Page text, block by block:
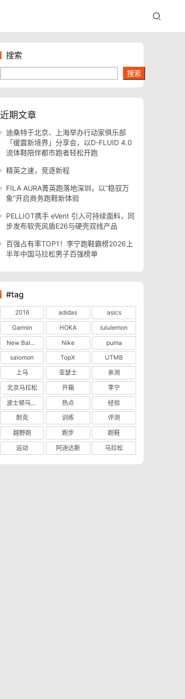
搜索
搜索
近期文章
迪桑特于北京、上海举办行动家俱乐部
「缓震新境界」分享会，以D-FLUID 4.0
流体鞋陪伴都市跑者轻松开跑
精英之速，竞逐新程
FILA AURA菁英跑落地深圳，以“稳驭万
象”开启商务跑鞋新体验
PELLIOT携手 eVent 引入可持续面料，同
步发布软壳风盾E26与硬壳双线产品
百强占有率TOP1！李宁跑鞋霸榜2026上
半年中国马拉松男子百强榜单
#tag
2016 adidas
asics
Garmin
HOKA
lululemon
New Balance
Nike
puma
salomon
TopX
UTMB
上马
亚瑟士
亲测
北京马拉松
开箱
李宁
波士顿马拉松
热点
经验
耐克
训练
评测
越野跑
跑步
跑鞋
运动
阿迪达斯 马拉松